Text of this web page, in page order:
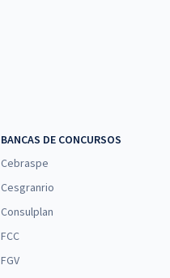
BANCAS DE CONCURSOS
Cebraspe
Cesgranrio
Consulplan
FCC
FGV